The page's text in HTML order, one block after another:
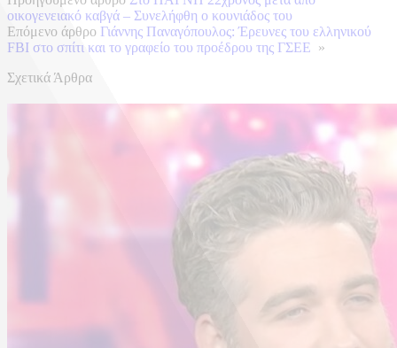
οικογενειακό καβγά – Συνελήφθη ο κουνιάδος του
Επόμενο άρθρο Γιάννης Παναγόπουλος: Έρευνες του ελληνικού
FBI στο σπίτι και το γραφείο του προέδρου της ΓΣΕΕ »
Σχετικά Άρθρα